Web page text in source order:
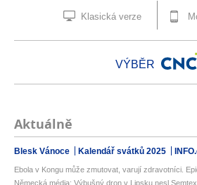
Klasická verze
VÝBĚR
Aktuálně
Blesk Vánoce Kalendář svátků 2025
Ebola v Kongu může zmutovat, varují zdravotníci.
Německá média: Výbušný dron v Lipsku nesl